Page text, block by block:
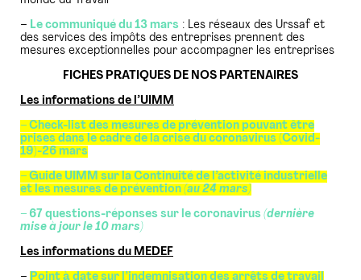
– Le communiqué du 13 mars : Les réseaux des Urssaf et
des services des impôts des entreprises prennent des
mesures exceptionnelles pour accompagner les entreprises
FICHES PRATIQUES DE NOS PARTENAIRES
Les informations de l’UIMM
– Check-list des mesures de prévention pouvant être
prises dans le cadre de la crise du coronavirus (Covid-
19)-26 mars
– Guide UIMM sur la Continuité de l’activité industrielle
et les mesures de prévention (au 24 mars)
– 67 questions-réponses sur le coronavirus (dernière
mise à jour le 10 mars)
Les informations du MEDEF
– Point à date sur l’indemnisation des arrêts de travail